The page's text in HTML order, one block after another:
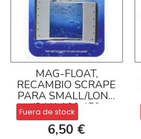
MAG-FLOAT,
RECAMBIO SCRAPE
PARA SMALL/LONG
(2 U.) 100.459
Fuera de stock
6,50 €